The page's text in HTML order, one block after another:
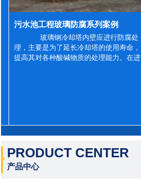
污水池工程玻璃防腐系列案例
玻璃钢冷却塔内壁应进行防腐处
理，主要是为了延长冷却塔的使用寿命，
提高其对各种酸碱物质的处理能力。在进
PRODUCT CENTER
产品中心